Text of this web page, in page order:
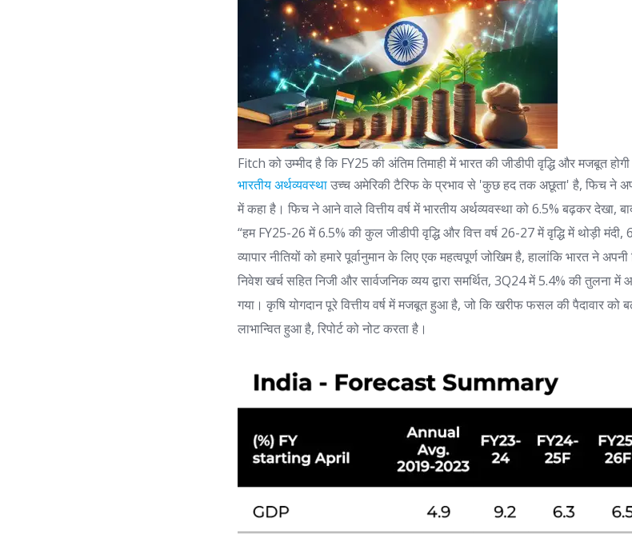
Fitch को उम्मीद है कि FY25 की अंतिम तिमाही में भारत की जीडीपी वृद्धि और मजबूत
भारतीय अर्थव्यवस्थाउच्च अमेरिकी टैरिफ के प्रभाव से 'कुछ हद तक अछूता' है, फिच ने
में कहा है। फिच ने आने वाले वित्तीय वर्ष में भारतीय अर्थव्यवस्था को 6.5% बढ़कर देखा,
“हम FY25-26 में 6.5% की कुल जीडीपी वृद्धि और वित्त वर्ष 26-27 में वृद्धि में थोड़ी
व्यापार नीतियों को हमारे पूर्वानुमान के लिए एक महत्वपूर्ण जोखिम है, हालांकि भारत ने अपनी
निवेश खर्च सहित निजी और सार्वजनिक व्यय द्वारा समर्थित, 3Q24 में 5.4% की तुलना
गया। कृषि योगदान पूरे वित्तीय वर्ष में मजबूत हुआ है, जो कि खरीफ फसल की पैदावार को
लाभान्वित हुआ है, रिपोर्ट को नोट करता है।